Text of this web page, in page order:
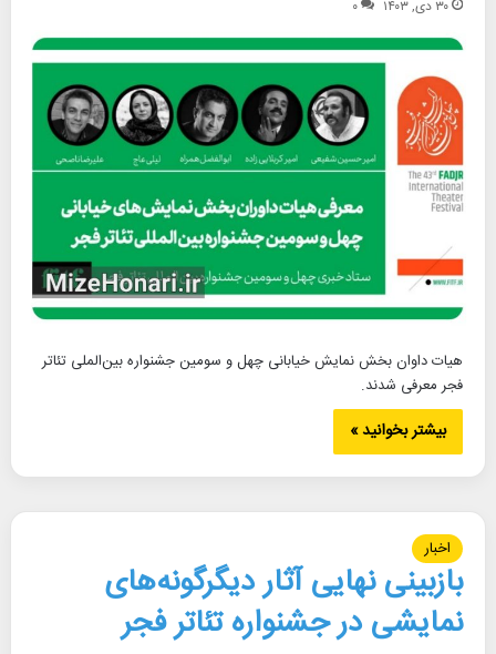
۳۰ دی, ۱۴۰۳ ۰
هیات داوان بخش نمایش خیابانی چهل و سومین جشنواره بین‌الملی تئاتر
فجر معرفی شدند.
بیشتر بخوانید »
اخبار
بازبینی نهایی آثار دیگرگونه‌های
نمایشی در جشنواره تئاتر فجر